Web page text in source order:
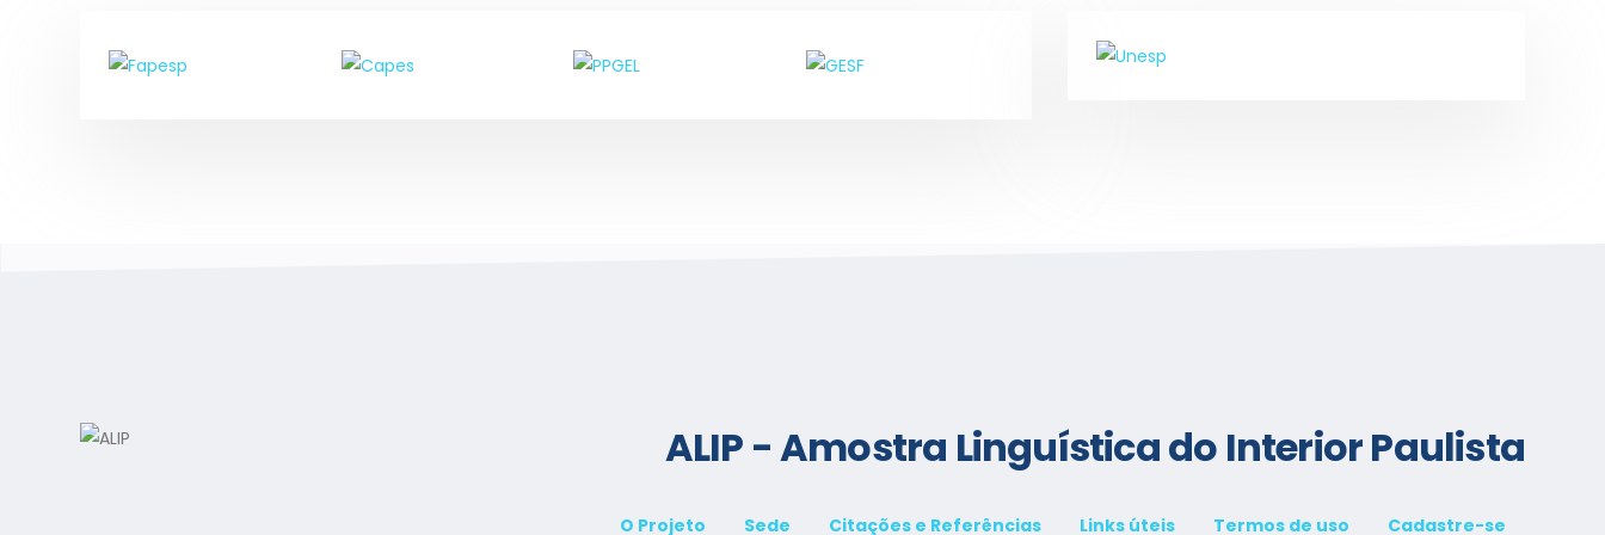
ALIP - Amostra Linguística do Interior Paulista
O Projeto Sede Citações e Referências Links úteis Termos de uso Cadastre-se